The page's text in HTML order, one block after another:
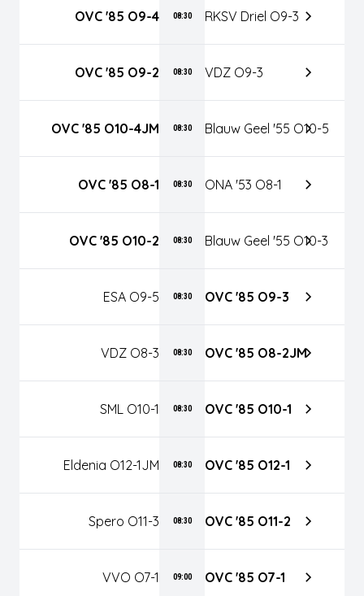
OVC '85 O9-4 08:30 RKSV Driel O9-3
OVC '85 O9-2 08:30 VDZ O9-3
OVC '85 O10-4JM 08:30 Blauw Geel '55 O10-5
OVC '85 O8-1 08:30 ONA '53 O8-1
OVC '85 O10-2 08:30 Blauw Geel '55 O10-3
ESA O9-5 08:30 OVC '85 O9-3
VDZ O8-3 08:30 OVC '85 O8-2JM
SML O10-1 08:30 OVC '85 O10-1
Eldenia O12-1JM 08:30 OVC '85 O12-1
Spero O11-3 08:30 OVC '85 O11-2
VVO O7-1 09:00 OVC '85 O7-1